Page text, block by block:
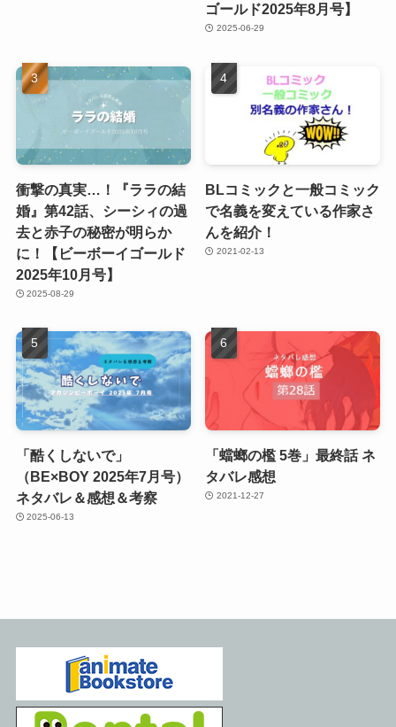
ゴールド2025年8月号】
2025-06-29
衝撃の真実…！『ララの結
婚』第42話、シーシィの過
去と赤子の秘密が明らか
に！【ビーボーイゴールド
2025年10月号】
2025-08-29
BLコミックと一般コミック
で名義を変えている作家さ
んを紹介！
2021-02-13
「酷くしないで」
（BE×BOY 2025年7月号）
ネタバレ＆感想＆考察
2025-06-13
「蟷螂の檻 5巻」最終話 ネ
タバレ感想
2021-12-27